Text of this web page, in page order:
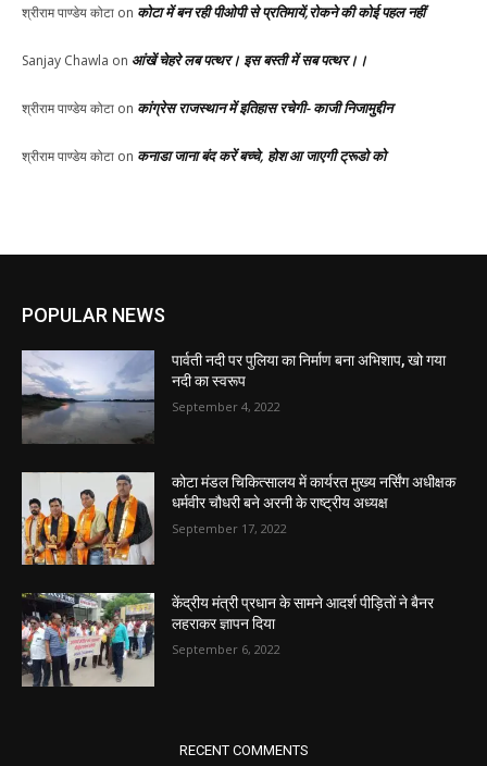
श्रीराम पाण्डेय कोटा on कोटा में बन रही पीओपी से प्रतिमायें,रोकने की कोई पहल नहीं
Sanjay Chawla on आंखें चेहरे लब पत्थर। इस बस्ती में सब पत्थर।।
श्रीराम पाण्डेय कोटा on कांग्रेस राजस्थान में इतिहास रचेगी- काजी निजामुद्दीन
श्रीराम पाण्डेय कोटा on कनाडा जाना बंद करें बच्चे, होश आ जाएगी ट्रूडो को
POPULAR NEWS
पार्वती नदी पर पुलिया का निर्माण बना अभिशाप, खो गया
नदी का स्वरूप
September 4, 2022
कोटा मंडल चिकित्सालय में कार्यरत मुख्य नर्सिंग अधीक्षक
धर्मवीर चौधरी बने अरनी के राष्ट्रीय अध्यक्ष
September 17, 2022
केंद्रीय मंत्री प्रधान के सामने आदर्श पीड़ितों ने बैनर
लहराकर ज्ञापन दिया
September 6, 2022
RECENT COMMENTS